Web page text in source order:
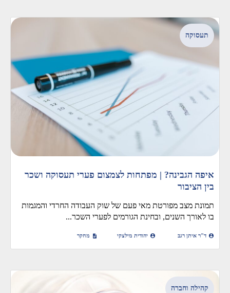
איפה הגבינה? | מפתחות לצמצום פערי תעסוקה ושכר
בין הציבור
תמונת מצב מפורטת מאי פעם של שוק העבודה החרדי והמגמות
בו לאורך השנים, ובחינת הגורמים לפערי השכר...
ד"ר איתן רגב יהודית מילצקי מחקר
תעסוקה
קהילה וחברה